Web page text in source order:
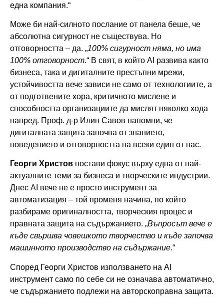
една компания.“
Може би най-силното послание от панела беше, че
абсолютна сигурност не съществува. Но
отговорността – да. „100% сигурност няма, но има
100% отговорност.“ В свят, в който AI развива както
бизнеса, така и дигиталните престъпни мрежи,
устойчивостта вече зависи не само от технологиите, а
от подготвените хора, критичното мислене и
способността организациите да мислят няколко хода
напред. Проф. д-р Илин Савов напомни, че
дигиталната защита започва от знанието,
поведението и отговорността на всеки един от нас.
Георги Христов постави фокус върху една от най-
актуалните теми за бизнеса и творческите индустрии.
Днес AI вече не е просто инструмент за
автоматизация – той променя начина, по който
разбираме оригиналността, творческия процес и
правната защита на съдържанието. „Въпросът вече е
къде свършва човешкото творчество и къде започва
машинното производство на съдържание.“
Според Георги Христов използването на AI
инструмент само по себе си не означава автоматично,
че съдържанието подлежи на авторскоправна защита.